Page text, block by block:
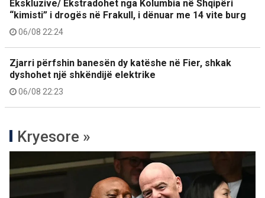
Ekskluzive/ Ekstradohet nga Kolumbia në Shqipëri
“kimisti” i drogës në Frakull, i dënuar me 14 vite burg
06/08 22:24
Zjarri përfshin banesën dy katëshe në Fier, shkak
dyshohet një shkëndijë elektrike
06/08 22:23
Kryesore »